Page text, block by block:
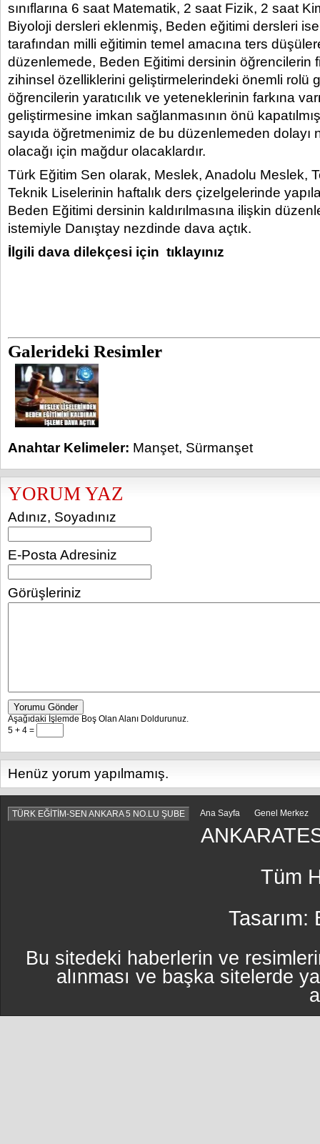
sınıflarına 6 saat Matematik, 2 saat Fizik, 2 saat
Biyoloji dersleri eklenmiş, Beden eğitimi dersleri ise
tarafından milli eğitimin temel amacına ters
düzenlemede, Beden Eğitimi dersinin öğrencilerin
zihinsel özelliklerini geliştirmelerindeki önemli rolü
öğrencilerin yaratıcılık ve yeteneklerinin farkına
geliştirmesine imkan sağlanmasının önü
sayıda öğretmenimiz de bu düzenlemeden dolayı
olacağı için mağdur olacaklardır.
Türk Eğitim Sen olarak, Meslek, Anadolu Meslek,
Teknik Liselerinin haftalık ders çizelgelerinde
Beden Eğitimi dersinin kaldırılmasına ilişkin
istemiyle Danıştay nezdinde dava açtık.
İlgili dava dilekçesi için tıklayınız
Galerideki Resimler
Anahtar Kelimeler: Manşet, Sürmanşet
YORUM YAZ
Adınız, Soyadınız
E-Posta Adresiniz
Görüşleriniz
Yorumu Gönder
Aşağıdaki İşlemde Boş Olan Alanı Doldurunuz.
5 + 4 =
Henüz yorum yapılmamış.
TÜRK EĞİTİM-SEN ANKARA 5 NO.LU ŞUBE Ana Sayfa Genel Merkez
Tüm
Tasarım:
Bu sitedeki haberlerin ve
alınması ve başka sitelerde